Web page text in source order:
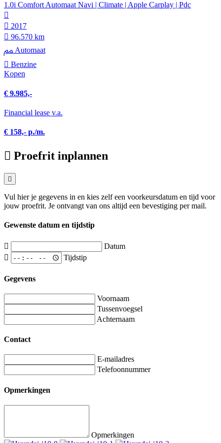
1.0i Comfort Automaat Navi | Climate | Apple Carplay | Pdc
2017
96.570 km
Automaat
Benzine
Kopen
€ 9.985,-
Financial lease v.a.
€ 158,- p./m.
Proefrit inplannen
Vul hier je gegevens in en kies zelf een voorkeursdatum en tijd voor
jouw proefrit. Je ontvangt van ons altijd een bevestiging per mail.
Gewenste datum en tijdstip
Datum
Tijdstip
Gegevens
Voornaam
Tussenvoegsel
Achternaam
Contact
E-mailadres
Telefoonnummer
Opmerkingen
Opmerkingen